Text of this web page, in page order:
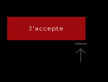
Tous droits réservés.
J'accepte